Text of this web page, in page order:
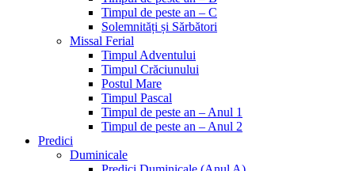
Timpul de peste an – C
Solemnități și Sărbători
Missal Ferial
Timpul Adventului
Timpul Crăciunului
Postul Mare
Timpul Pascal
Timpul de peste an – Anul 1
Timpul de peste an – Anul 2
Predici
Duminicale